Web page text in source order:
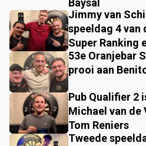
Baysal
Jimmy van
speeldag 4 van
Super Ranking
53e Oranjebar
prooi aan
Pub Qualifier 2
Michael van de
Tom Reniers
Tweede